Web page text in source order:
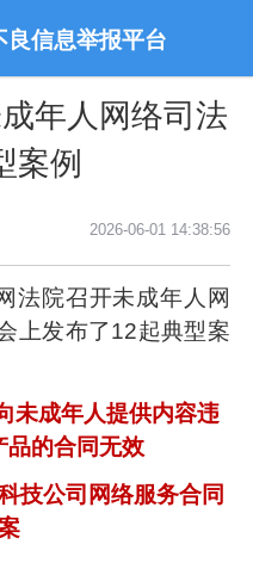
良信息举报平台
年人网络司法
案例
2026-06-01 14:38:56
法院召开未成年人网
上发布了12起典型案
未成年人提供内容违
品的合同无效
公司网络服务合同